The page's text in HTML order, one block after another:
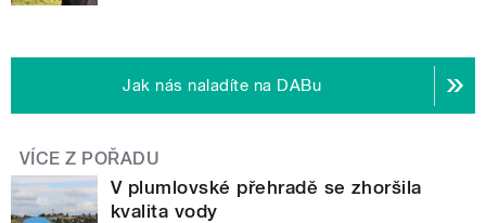
Jak nás naladíte na DABu
VÍCE Z POŘADU
V plumlovské přehradě se zhoršila
kvalita vody